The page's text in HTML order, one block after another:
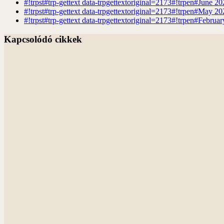
#!trpst#trp-gettext data-trpgettextoriginal=2173#!trpen#June
#!trpst#trp-gettext data-trpgettextoriginal=2173#!trpen#May
#!trpst#trp-gettext data-
Kapcsolódó cikkek